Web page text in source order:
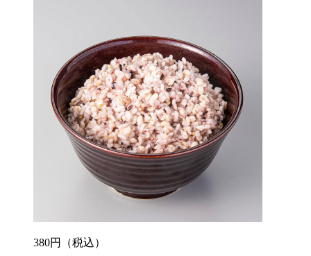
380円 （税込）